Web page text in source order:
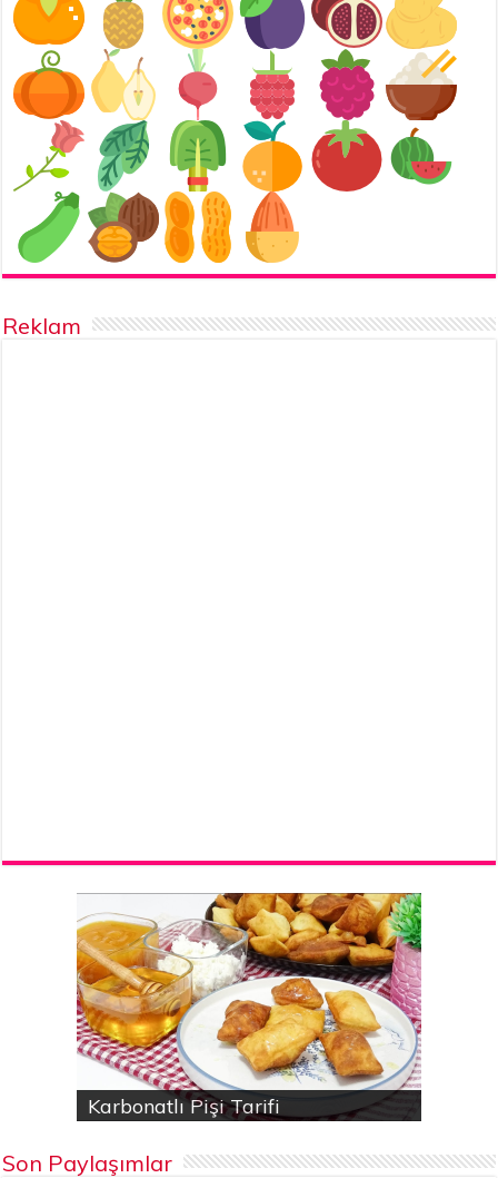
Reklam
Karbonatlı Pişi Tarifi
Hodan bitkisinin faydaları
Yalancı Baklava Tarifi
Gökçesu Pilavı Tarifi
Nohutlu kereviz yemeği
Son Paylaşımlar